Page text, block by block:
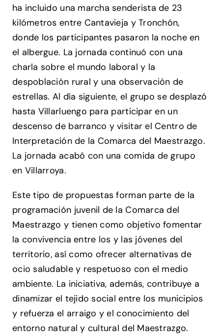
ha incluido una marcha senderista de 23
kilómetros entre Cantavieja y Tronchón,
donde los participantes pasaron la noche en
el albergue. La jornada continuó con una
charla sobre el mundo laboral y la
despoblación rural y una observación de
estrellas. Al día siguiente, el grupo se desplazó
hasta Villarluengo para participar en un
descenso de barranco y visitar el Centro de
Interpretación de la Comarca del Maestrazgo.
La jornada acabó con una comida de grupo
en Villarroya.
Este tipo de propuestas forman parte de la
programación juvenil de la Comarca del
Maestrazgo y tienen como objetivo fomentar
la convivencia entre los y las jóvenes del
territorio, así como ofrecer alternativas de
ocio saludable y respetuoso con el medio
ambiente. La iniciativa, además, contribuye a
dinamizar el tejido social entre los municipios
y refuerza el arraigo y el conocimiento del
entorno natural y cultural del Maestrazgo.